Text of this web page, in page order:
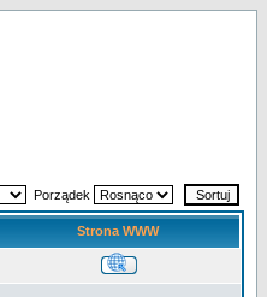
Porządek
Strona WWW